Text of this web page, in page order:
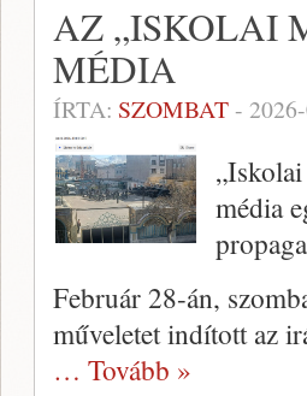
AZ „ISKOLAI
MÉDIA
ÍRTA: SZOMBAT-
média
Február 28-án,
műveletet indított az
… Tovább »